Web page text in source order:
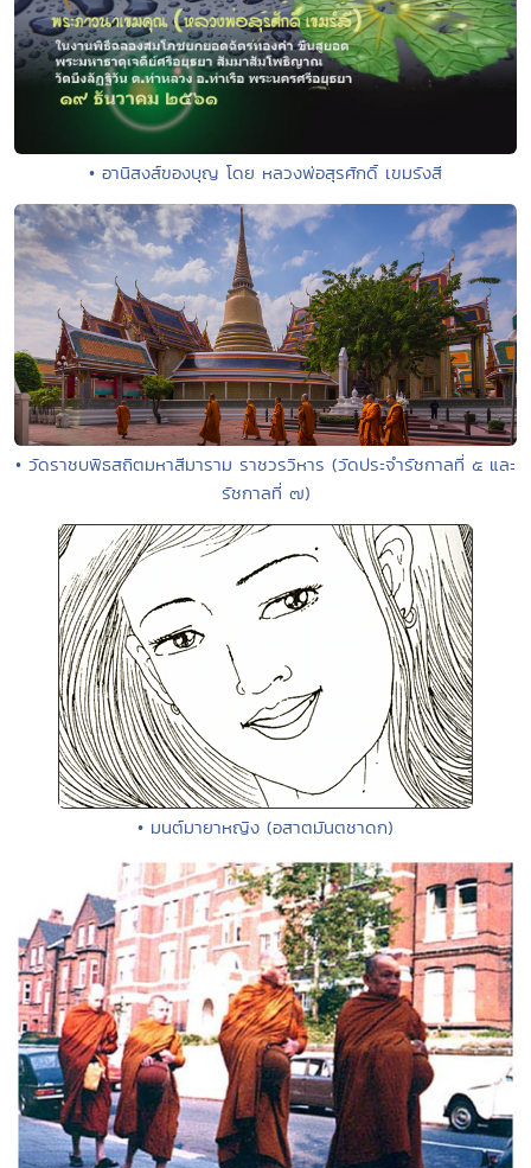
• อานิสงส์ของบุญ โดย หลวงพ่อสุรศักดิ์ เขมรังสี
• วัดราชบพิธสถิตมหาสีมาราม ราชวรวิหาร (วัดประจำรัชกาลที่ ๕ และ
รัชกาลที่ ๗)
• มนต์มายาหญิง (อสาตมันตชาดก)